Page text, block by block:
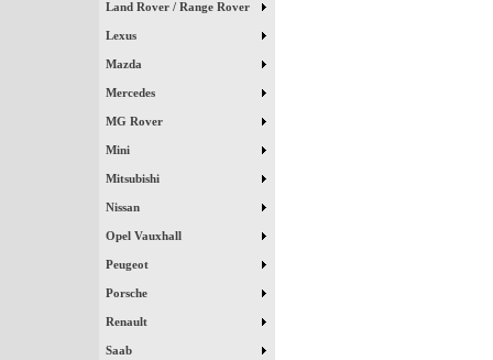
Land Rover / Range Rover
Lexus
Mazda
Mercedes
MG Rover
Mini
Mitsubishi
Nissan
Opel Vauxhall
Peugeot
Porsche
Renault
Saab